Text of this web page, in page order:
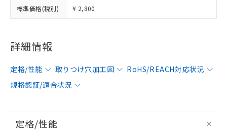
標準価格(税別) ¥ 2,800
詳細情報
定格/性能 取りつけ穴加工図
RoHS/REACH対応状況
規格認証/適合状況
定格/性能